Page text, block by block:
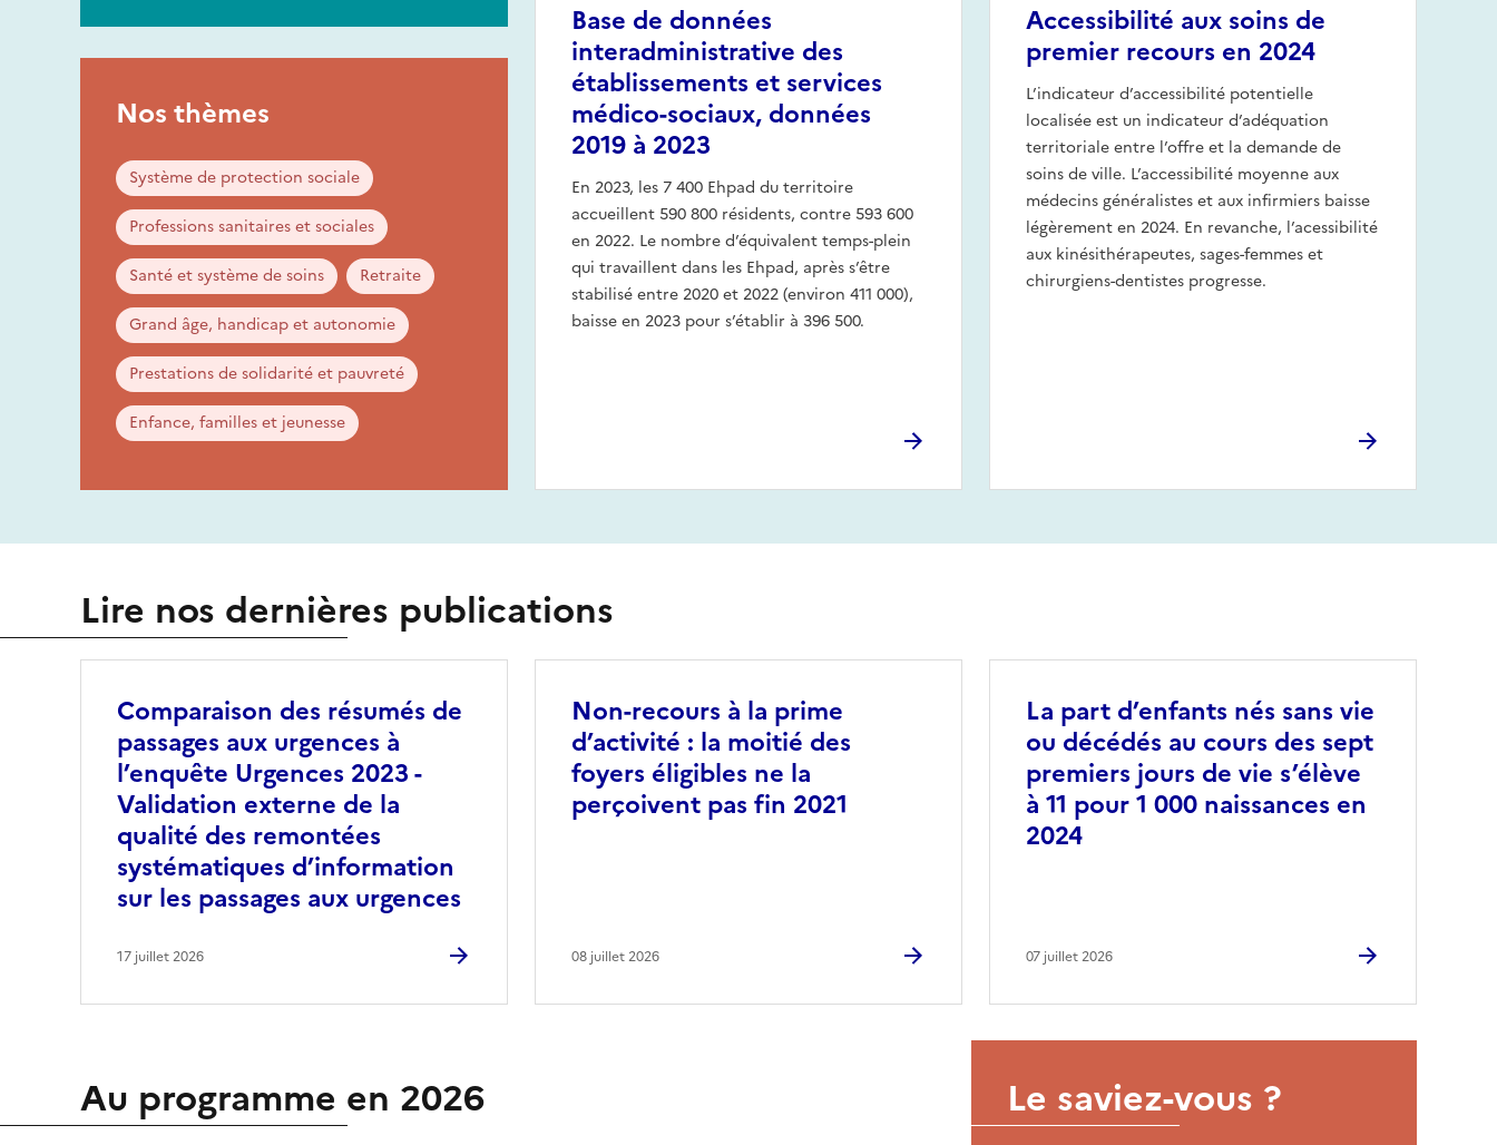
Nos thèmes
Système de protection sociale
Professions sanitaires et sociales
Santé et système de soins Retraite
Grand âge, handicap et autonomie
Prestations de solidarité et pauvreté
Enfance, familles et jeunesse
Base de données
interadministrative des
établissements et services
médico-sociaux, données
2019 à 2023
En 2023, les 7 400 Ehpad du territoire
accueillent 590 800 résidents, contre 593 600
en 2022. Le nombre d’équivalent temps-plein
qui travaillent dans les Ehpad, après s’être
stabilisé entre 2020 et 2022 (environ 411 000),
baisse en 2023 pour s’établir à 396 500.
Accessibilité aux soins de
premier recours en 2024
L’indicateur d’accessibilité potentielle
localisée est un indicateur d’adéquation
territoriale entre l’offre et la demande de
soins de ville. L’accessibilité moyenne aux
médecins généralistes et aux infirmiers baisse
légèrement en 2024. En revanche, l’acessibilité
aux kinésithérapeutes, sages-femmes et
chirurgiens-dentistes progresse.
Lire nos dernières publications
Comparaison des résumés de
passages aux urgences à
l’enquête Urgences 2023 -
Validation externe de la
qualité des remontées
systématiques d’information
sur les passages aux urgences
17 juillet 2026
Non-recours à la prime
d’activité : la moitié des
foyers éligibles ne la
perçoivent pas fin 2021
08 juillet 2026
La part d’enfants nés sans vie
ou décédés au cours des sept
premiers jours de vie s’élève
à 11 pour 1 000 naissances en
2024
07 juillet 2026
Au programme en 2026 Le saviez-vous ?